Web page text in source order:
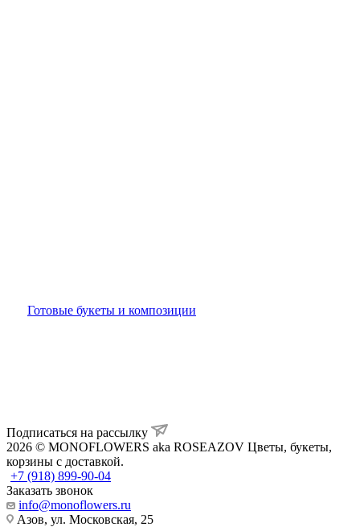
Готовые букеты и композиции
Подписаться на рассылку
2026 © MONOFLOWERS aka ROSEAZOV Цветы, букеты,
корзины с доставкой.
+7 (918) 899-90-04
Заказать звонок
info@monoflowers.ru
Азов, ул. Московская, 25